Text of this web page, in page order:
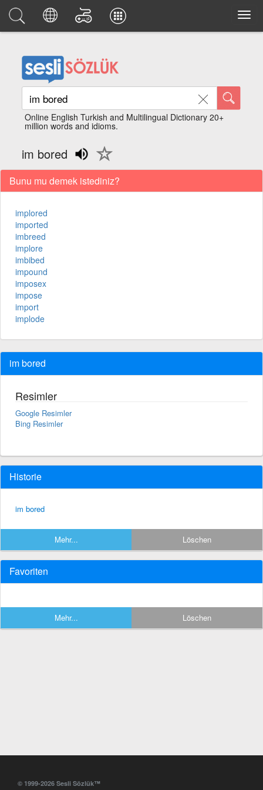
Online English Turkish and Multilingual Dictionary 20+
million words and idioms.
im bored
Bunu mu demek istediniz?
implored
imported
imbreed
implore
imbibed
impound
imposex
impose
import
implode
im bored
Resimler
Google Resimler
Bing Resimler
Historie
im bored
Mehr... Löschen
Favoriten
Mehr... Löschen
© 1999-2026 Sesli Sözlük™